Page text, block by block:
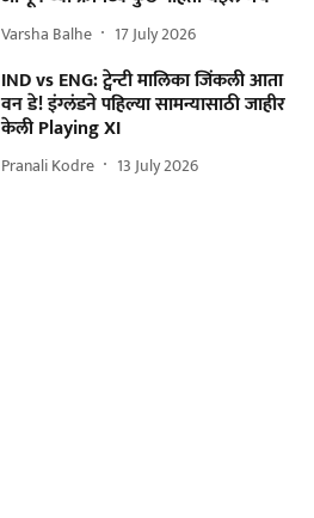
Varsha Balhe 17 July 2026
IND vs ENG: ट्वेन्टी मालिका जिंकली आता
वन डे! इंग्लंडने पहिल्या सामन्यासाठी जाहीर
केली Playing XI
Pranali Kodre 13 July 2026